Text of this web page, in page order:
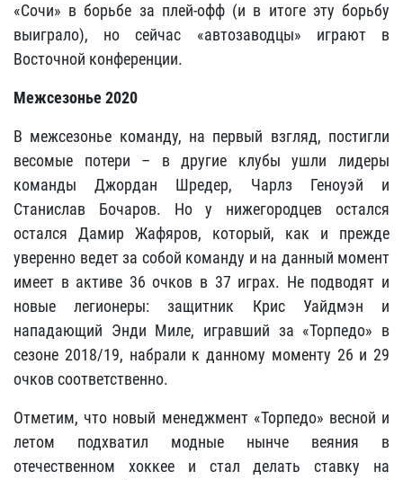
«Сочи» в борьбе за плей-офф (и в итоге эту борьбу
выиграло), но сейчас «автозаводцы» играют в
Восточной конференции.
Межсезонье 2020
В межсезонье команду, на первый взгляд, постигли
весомые потери – в другие клубы ушли лидеры
команды Джордан Шредер, Чарлз Геноуэй и
Станислав Бочаров. Но у нижегородцев остался
остался Дамир Жафяров, который, как и прежде
уверенно ведет за собой команду и на данный момент
имеет в активе 36 очков в 37 играх. Не подводят и
новые легионеры: защитник Крис Уайдмэн и
нападающий Энди Миле, игравший за «Торпедо» в
сезоне 2018/19, набрали к данному моменту 26 и 29
очков соответственно.
Отметим, что новый менеджмент «Торпедо» весной и
летом подхватил модные нынче веяния в
отечественном хоккее и стал делать ставку на